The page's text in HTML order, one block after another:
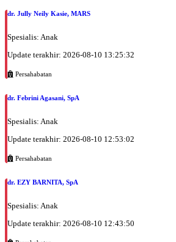
dr. Jully Neily Kasie, MARS
Spesialis: Anak
Update terakhir: 2026-08-10 13:25:32
Persahabatan
dr. Febrini Agasani, SpA
Spesialis: Anak
Update terakhir: 2026-08-10 12:53:02
Persahabatan
dr. EZY BARNITA, SpA
Spesialis: Anak
Update terakhir: 2026-08-10 12:43:50